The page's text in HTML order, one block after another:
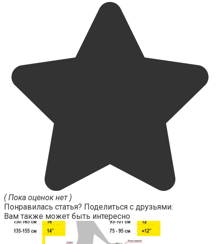
( Пока оценок нет )
Понравилась статья? Поделиться с друзьями:
Вам также может быть интересно